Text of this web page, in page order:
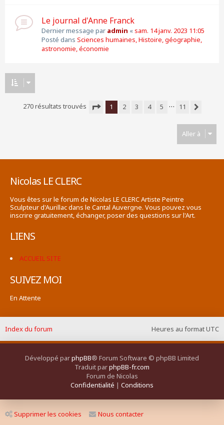
Le journal d'Anne Franck
Dernier message par admin «sam. 14 janv. 2023 11:05
Posté dans Sciences humaines, Histoire, géographie,
astronomie, économie
270 résultats trouvés
1 2 3 4 5 …
11
Aller à
Nicolas LE CLERC
Vous êtes sur le forum de Nicolas LE CLERC Artiste Peintre
Sculpteur d'Aurillac dans le Cantal Auvergne. Vous pouvez vous
inscrire gratuitement, échanger, poser des questions sur l'Art.
LIENS
ACCUEIL SITE
SUIVEZ MOI
En Attente
Heures au formatUTC
Index du forum
Développé parphpBB® Forum Software © phpBB Limited
Traduit parphpBB-fr.com
Forum de Nicolas
Confidentialité | Conditions
Supprimer les cookies Nous contacter